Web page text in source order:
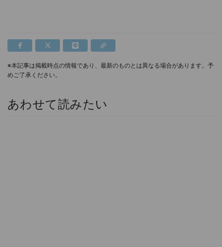
※本記事は掲載時点の情報であり、最新のものとは異なる場合があります。予
めご了承ください。
あわせて読みたい